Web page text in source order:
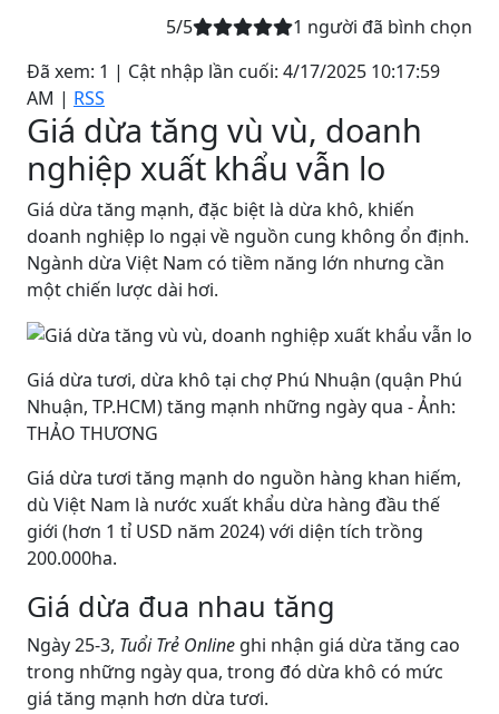
5/5 1 người đã bình chọn
Đã xem: 1 | Cật nhập lần cuối: 4/17/2025 10:17:59
AM | RSS
Giá dừa tăng vù vù, doanh
nghiệp xuất khẩu vẫn lo
Giá dừa tăng mạnh, đặc biệt là dừa khô, khiến
doanh nghiệp lo ngại về nguồn cung không ổn định.
Ngành dừa Việt Nam có tiềm năng lớn nhưng cần
một chiến lược dài hơi.
Giá dừa tươi, dừa khô tại chợ Phú Nhuận (quận Phú
Nhuận, TP.HCM) tăng mạnh những ngày qua - Ảnh:
THẢO THƯƠNG
Giá dừa tươi tăng mạnh do nguồn hàng khan hiếm,
dù Việt Nam là nước xuất khẩu dừa hàng đầu thế
giới (hơn 1 tỉ USD năm 2024) với diện tích trồng
200.000ha.
Giá dừa đua nhau tăng
Ngày 25-3, Tuổi Trẻ Online ghi nhận giá dừa tăng cao
trong những ngày qua, trong đó dừa khô có mức
giá tăng mạnh hơn dừa tươi.